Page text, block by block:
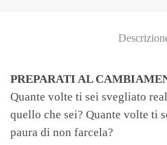
PREPARATI AL
Quante volte ti sei svegliato
quello che sei? Quante volte ti
paura di non farcela?